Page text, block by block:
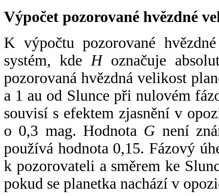
Výpočet pozorované hvězdné
K výpočtu pozorované
systém, kde Hoznačuje
pozorovaná hvězdná velikost
a 1 au od Slunce při nulovém
souvisí s efektem zjasnění v
o 0,3 mag. Hodnota G není
používá hodnota 0,15. Fázový
k pozorovateli a směrem ke
pokud se planetka nachází v